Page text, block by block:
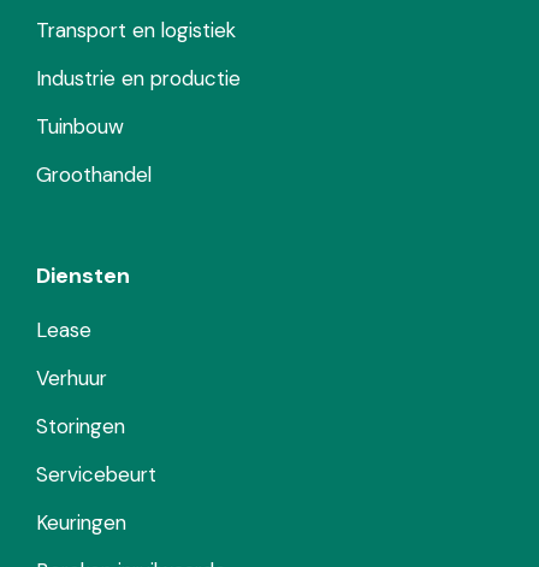
Transport en logistiek
Industrie en productie
Tuinbouw
Groothandel
Diensten
Lease
Verhuur
Storingen
Servicebeurt
Keuringen